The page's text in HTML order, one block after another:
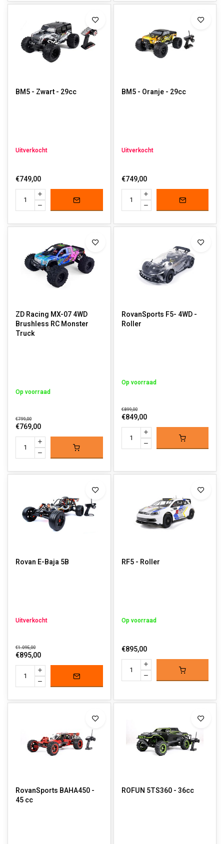
geluid, of een bestuurbare auto op accu voor duurzaam plezier,
superprestaties en minder onderhoud, wij hebben wat je zoekt!
BM5 - Zwart - 29cc
Uitverkocht
€749,00
BM5 - Oranje - 29cc
Uitverkocht
€749,00
ZD Racing MX-07 4WD
Brushless RC Monster
Truck
Op voorraad
€799,00
€769,00
RovanSports F5- 4WD -
Roller
Op voorraad
€899,00
€849,00
Rovan E-Baja 5B
Uitverkocht
€1.095,00
€895,00
RF5 - Roller
Op voorraad
€895,00
RovanSports BAHA450 -
45 cc
ROFUN 5TS360 - 36cc